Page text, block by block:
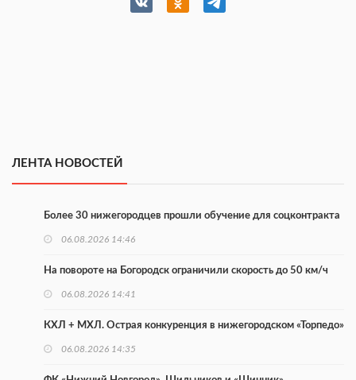
ЛЕНТА НОВОСТЕЙ
Более 30 нижегородцев прошли обучение для соцконтракта
06.08.2026 14:46
На повороте на Богородск ограничили скорость до 50 км/ч
06.08.2026 14:41
КХЛ + МХЛ. Острая конкуренция в нижегородском «Торпедо»
06.08.2026 14:35